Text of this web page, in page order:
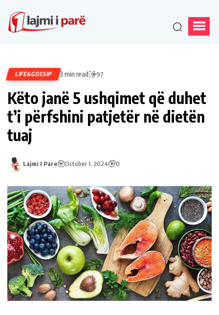
LIFE&GOSSIP 3 min read 97
Këto janë 5 ushqimet që duhet
t’i përfshini patjetër në dietën
tuaj
Lajmi I Pare October 1, 2024 0